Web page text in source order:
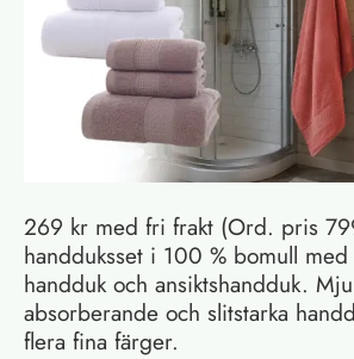
269 kr med fri frakt (Ord. pris
handduksset i 100 % bomull
handduk och ansiktshandduk.
absorberande och slitstarka
flera fina färger.